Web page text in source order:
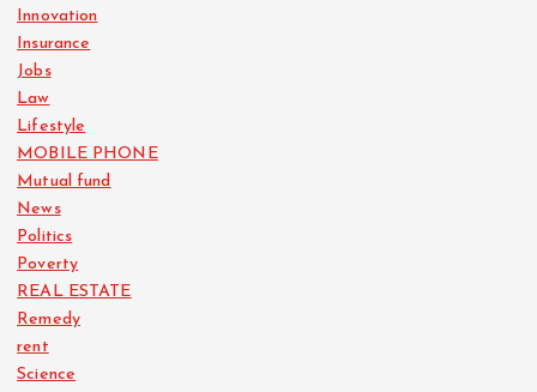
Innovation
Insurance
Jobs
Law
Lifestyle
MOBILE PHONE
Mutual fund
News
Politics
Poverty
REAL ESTATE
Remedy
rent
Science